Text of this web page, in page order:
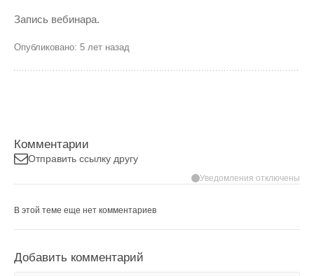
Запись вебинара.
Опубликовано: 5 лет назад
Комментарии
Отправить ссылку другу
Уведомления отключены
В этой теме еще нет комментариев
Добавить комментарий